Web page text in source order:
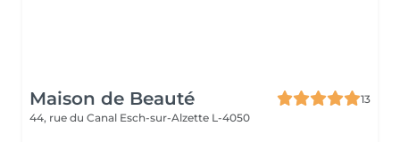
Maison de Beauté
13
44, rue du Canal Esch-sur-Alzette L-4050